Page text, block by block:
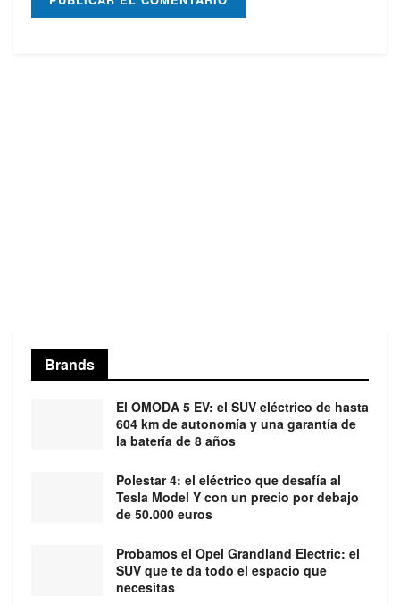
Brands
El OMODA 5 EV: el SUV eléctrico de hasta
604 km de autonomía y una garantía de
la batería de 8 años
Polestar 4: el eléctrico que desafía al
Tesla Model Y con un precio por debajo
de 50.000 euros
Probamos el Opel Grandland Electric: el
SUV que te da todo el espacio que
necesitas